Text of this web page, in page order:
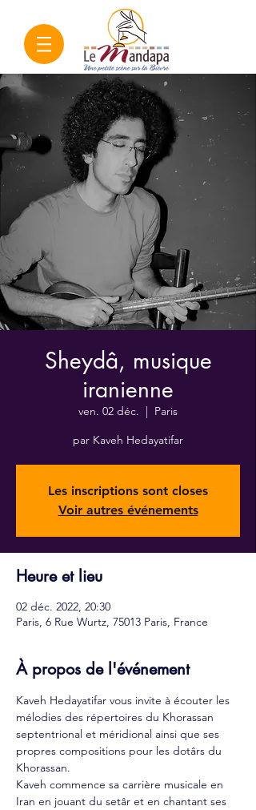
Sheydâ, musique
iranienne
ven. 02 déc.
  |
Paris
par Kaveh Hedayatifar
Les inscriptions sont closes
Voir autres événements
Heure et lieu
02 déc. 2022, 20:30
Paris, 6 Rue Wurtz, 75013 Paris, France
À propos de l'événement
Kaveh Hedayatifar vous invite à écouter les
mélodies des répertoires du Khorassan
septentrional et méridional ainsi que ses
propres compositions pour les dotârs du
Khorassan.
Kaveh commence sa carrière musicale en
Iran en jouant du setâr et en chantant ses